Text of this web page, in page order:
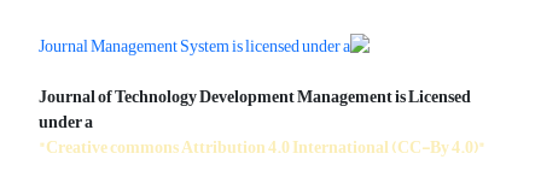
Journal of Technology Development Management is Licensed
under a
"Creative commons Attribution 4.0 International (CC-By 4.0)"